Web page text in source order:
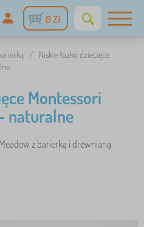
0 Zł
/
Niskie łóżko dziecięce
Montessori
naturalne
z barierką i drewnianą